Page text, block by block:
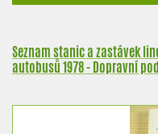
Seznam stanic a zastávek
autobusů 1978 - Dopravní